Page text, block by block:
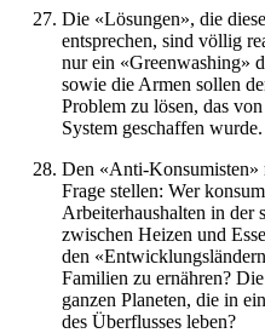
Die «Lösungen», die
entsprechen, sind völlig
nur ein «Greenwashing»
sowie die Armen sollen
Problem zu lösen, das
System geschaffen wurde.
Den «Anti-Konsumisten»
Frage stellen: Wer
Arbeiterhaushalten in der
zwischen Heizen und
den
Familien zu ernähren?
ganzen Planeten, die in
des Überflusses leben?